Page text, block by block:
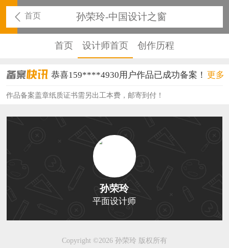
首页 孙荣玲-中国设计之窗
首页 设计师首页 创作历程
恭喜159****4930用户作品已成功备案！
恭喜150****6483用户作品已成功备案！
恭喜131****2473用户作品已成功备案！
恭喜159****4201用户作品已成功备案！
恭喜133****6466用户作品已成功备案！
恭喜131****1475用户作品已成功备案！
恭喜133****8874用户作品已成功备案！
恭喜138****8638用户作品已成功备案！
恭喜133****9020用户作品已成功备案！
更多
作品备案盖章纸质证书需另出工本费，邮寄到付！
孙荣玲
平面设计师
Copyright ©2026 孙荣玲 版权所有